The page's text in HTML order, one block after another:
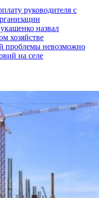
руководителя с
назвал
хозяйстве
проблемы невозможно
на селе